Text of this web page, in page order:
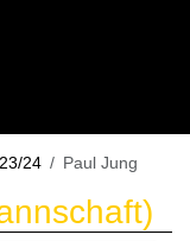
24 Paul Jung